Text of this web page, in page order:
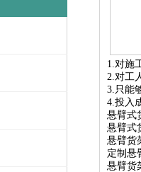
1.对施
2.对工
3.只能
4.投入
悬臂式
悬臂式
悬臂货
定制悬
悬臂货